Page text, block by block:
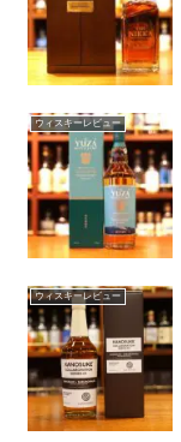
ウィスキーレビュー
ウィスキーレビュー